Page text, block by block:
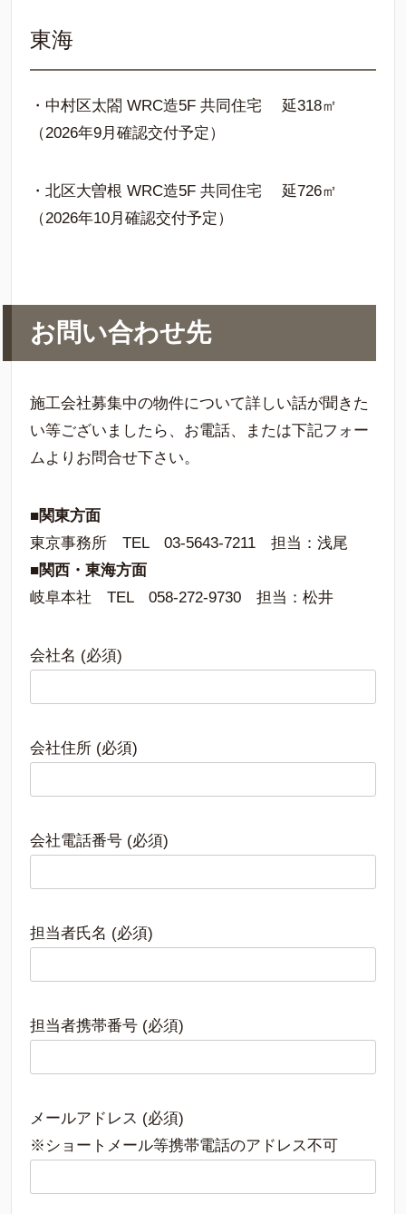
東海
・中村区太閤 WRC造5F 共同住宅 延318㎡
（2026年9月確認交付予定）
・北区大曽根 WRC造5F 共同住宅 延726㎡
（2026年10月確認交付予定）
お問い合わせ先
施工会社募集中の物件について詳しい話が聞きた
い等ございましたら、お電話、または下記フォー
ムよりお問合せ下さい。
■関東方面
東京事務所 TEL 03-5643-7211 担当：浅尾
■関西・東海方面
岐阜本社 TEL 058-272-9730 担当：松井
会社名 (必須)
会社住所 (必須)
会社電話番号 (必須)
担当者氏名 (必須)
担当者携帯番号 (必須)
メールアドレス (必須)
※ショートメール等携帯電話のアドレス不可